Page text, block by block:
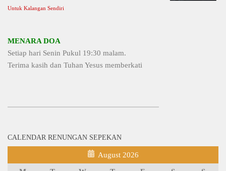
Untuk Kalangan Sendiri
MENARA DOA
Setiap hari Senin Pukul 19:30 malam.
Terima kasih dan Tuhan Yesus memberkati
CALENDAR RENUNGAN SEPEKAN
August 2026